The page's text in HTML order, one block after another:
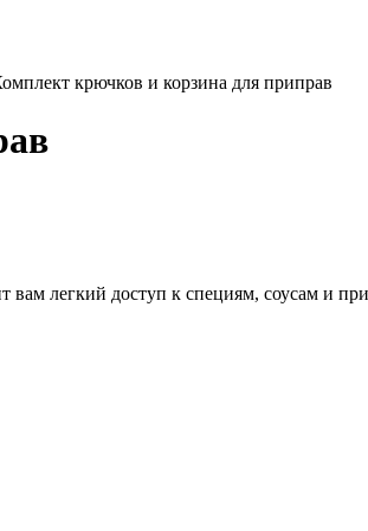
крючков и корзина для приправ
вам легкий доступ к специям, соусам и